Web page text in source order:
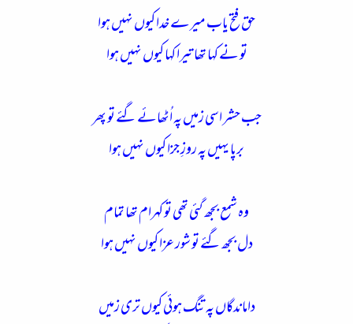
حق فتح یاب میرے خدا کیوں نہیں ہوا
تو نے کہا تھا تیرا کہا کیوں نہیں ہوا
جب حشر اسی زمیں پہ اُٹھائے گئے تو پھر
برپا یہیں پہ روزِ جزا کیوں نہیں ہوا
وہ شمع بجھ گئی تھی تو کہرام تھا تمام
دل بجھ گئے تو شور عزا کیوں نہیں ہوا
داماندگاں پہ تنگ ہوئی کیوں تری زمیں